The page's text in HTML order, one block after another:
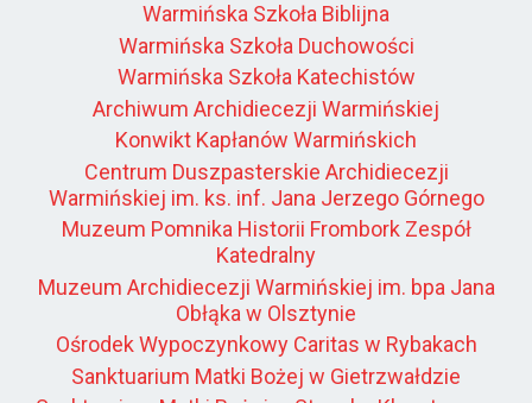
Warmińska Szkoła Biblijna
Warmińska Szkoła Duchowości
Warmińska Szkoła Katechistów
Archiwum Archidiecezji Warmińskiej
Konwikt Kapłanów Warmińskich
Centrum Duszpasterskie Archidiecezji
Warmińskiej im. ks. inf. Jana Jerzego Górnego
Muzeum Pomnika Historii Frombork Zespół
Katedralny
Muzeum Archidiecezji Warmińskiej im. bpa Jana
Obłąka w Olsztynie
Ośrodek Wypoczynkowy Caritas w Rybakach
Sanktuarium Matki Bożej w Gietrzwałdzie